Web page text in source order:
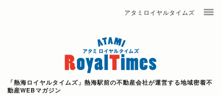
アタミロイヤルタイムズ
「熱海ロイヤルタイムズ」熱海駅前の不動産会社が運営する地域密着不
動産WEBマガジン